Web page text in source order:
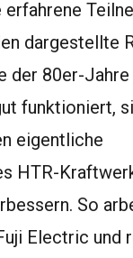
dargestellte
der 80er-
funktioniert,
eigentliche
HTR-
So
Electric und